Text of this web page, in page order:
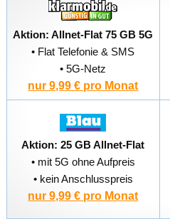
Aktion: Allnet-Flat 75 GB 5G
• Flat Telefonie & SMS
• 5G-Netz
nur 9,99 € pro Monat
Aktion: 25 GB Allnet-Flat
• mit 5G ohne Aufpreis
• kein Anschlusspreis
nur 9,99 € pro Monat